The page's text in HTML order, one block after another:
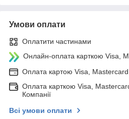
Умови оплати
Оплатити частинами
Онлайн-оплата карткою Visa,
Оплата картою Visa,
Оплата карткою Visa,
Компанії
Всі умови оплати